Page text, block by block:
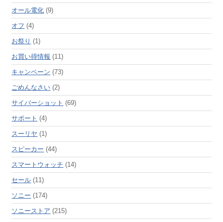
オール電化 (9)
オフ (4)
お祭り (1)
お買い得情報 (11)
キャンペーン (73)
ごめんなさい (2)
サイバーショット (69)
サポート (4)
スーリヤ (1)
スピーカー (44)
スマートウォッチ (14)
セール (11)
ソニー (174)
ソニーストア (215)